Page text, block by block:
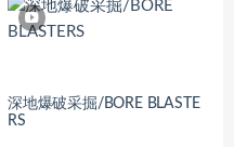
深地爆破采掘/BORE BLASTE
RS